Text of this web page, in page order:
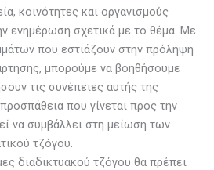
κοινότητες και οργανισμούς
ενημέρωση σχετικά με το θέμα. Με
που εστιάζουν στην πρόληψη
μπορούμε να βοηθήσουμε
τις συνέπειες αυτής της
που γίνεται προς την
να συμβάλλει στη μείωση των
τζόγου.
διαδικτυακού τζόγου θα πρέπει